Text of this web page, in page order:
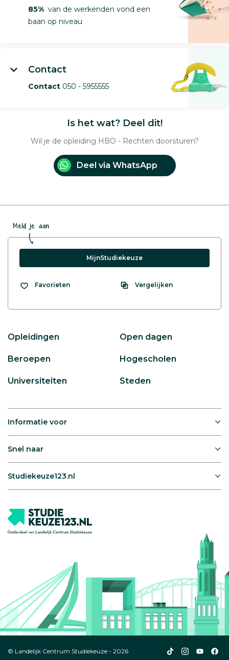
85% van de werkenden vond een
baan op niveau
Contact
Contact 050 - 5955555
Is het wat? Deel dit!
Wil je de opleiding HBO - Rechten doorsturen?
Deel via WhatsApp
Meld je aan
MijnStudiekeuze
Favorieten Vergelijken
Opleidingen Open dagen
Beroepen Hogescholen
Universiteiten Steden
Informatie voor
Snel naar
Studiekeuze123.nl
© Landelijk Centrum Studiekeuze - 2026
Studiekeuze123